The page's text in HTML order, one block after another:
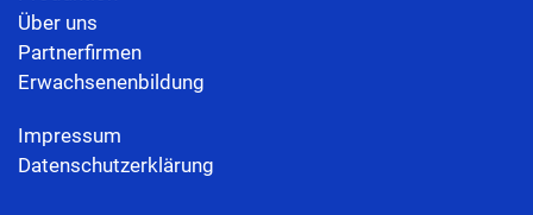
Über uns
Partnerfirmen
Erwachsenenbildung
Impressum
Datenschutzerklärung